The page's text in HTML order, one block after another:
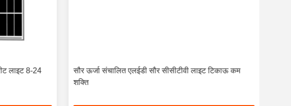
लाइट 8-24
सौर ऊर्जा संचालित एलईडी सौर सीसीटीवी लाइट टिकाऊ कम
शक्ति